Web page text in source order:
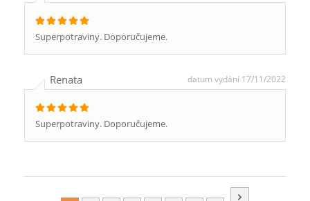
Superpotraviny. Doporučujeme.
Renata datum vydání 17/11/2022
Superpotraviny. Doporučujeme.